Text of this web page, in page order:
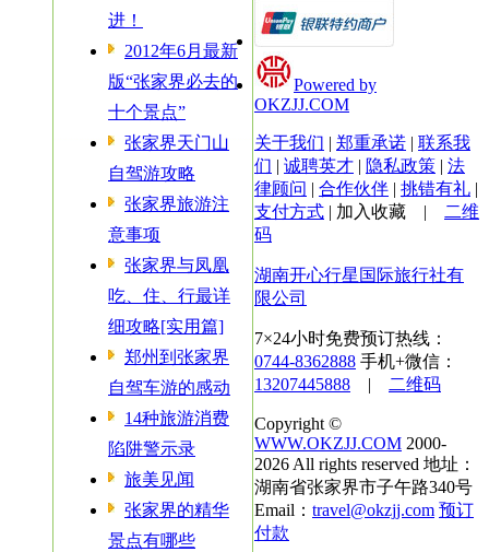
进！
2012年6月最新
版“张家界必去的
十个景点”
张家界天门山
自驾游攻略
张家界旅游注
意事项
张家界与凤凰
吃、住、行最详
细攻略[实用篇]
郑州到张家界
自驾车游的感动
14种旅游消费
陷阱警示录
旅美见闻
张家界的精华
景点有哪些
Powered by
OKZJJ.COM
关于我们 | 郑重承诺 | 联系我
们 | 诚聘英才 | 隐私政策 | 法
律顾问 | 合作伙伴 | 挑错有礼 |
支付方式 | 加入收藏 |
二维
码
湖南开心行星国际旅行社有
限公司
7×24小时免费预订热线：
0744-8362888 手机+微信：
13207445888 | 二维码
Copyright ©
WWW.OKZJJ.COM 2000-
2026 All rights reserved 地址：
湖南省张家界市子午路340号
Email： travel@okzjj.com 预订
付款